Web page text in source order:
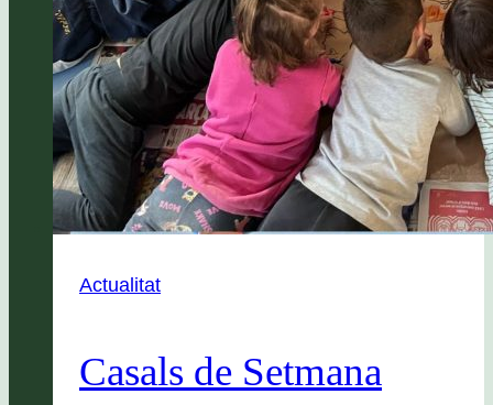
Actualitat
Casals de Setmana